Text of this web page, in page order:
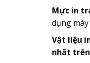
Mực in
dụng
Vật liệu
nhất